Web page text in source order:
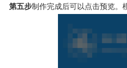
第五步制作完成后可以点击预览。